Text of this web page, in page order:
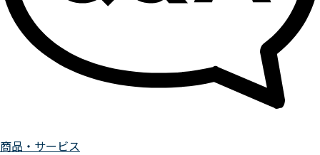
商品・サービス